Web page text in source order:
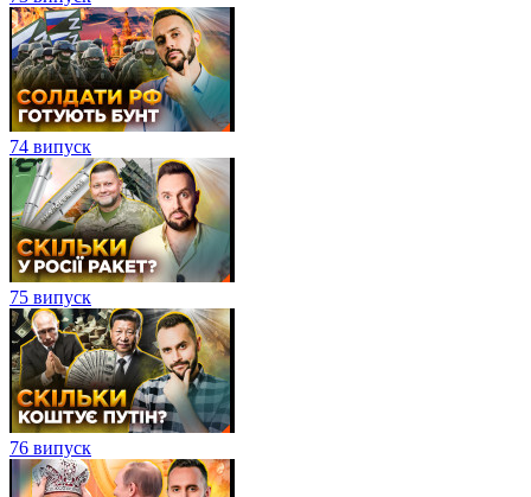
74 випуск
75 випуск
76 випуск